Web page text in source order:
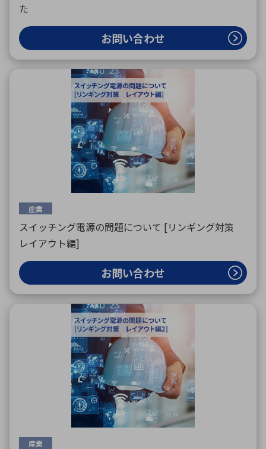
た
お問い合わせ
産業
スイッチング電源の問題について [リンギング対策
レイアウト編]
お問い合わせ
産業